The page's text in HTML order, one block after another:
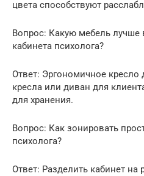
цвета способствуют
Вопрос: Какую мебель лучше
кабинета психолога?
Ответ: Эргономичное кресло
кресла или диван для
для хранения.
Вопрос: Как зонировать
психолога?
Ответ: Разделить кабинет на